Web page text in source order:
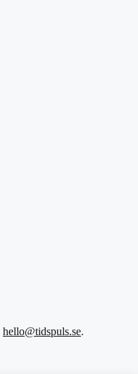
hello@tidspuls.se.